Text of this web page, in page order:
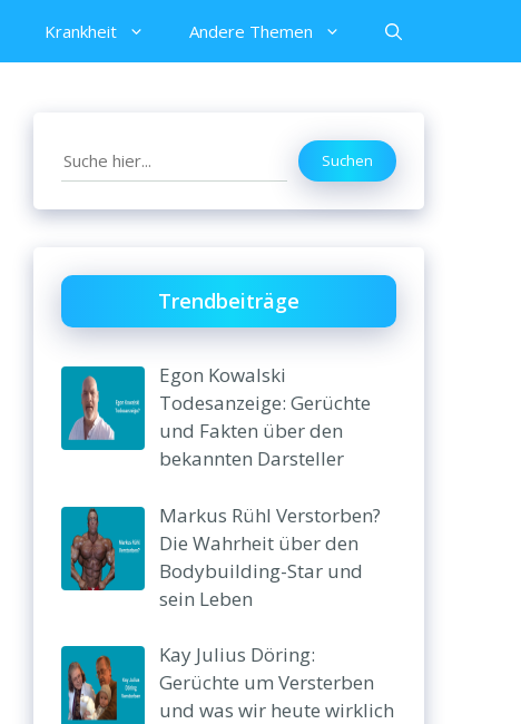
Krankheit Andere Themen
Search Suchen
Trendbeiträge
Egon Kowalski
Todesanzeige: Gerüchte
und Fakten über den
bekannten Darsteller
Markus Rühl Verstorben?
Die Wahrheit über den
Bodybuilding-Star und
sein Leben
Kay Julius Döring:
Gerüchte um Versterben
und was wir heute wirklich